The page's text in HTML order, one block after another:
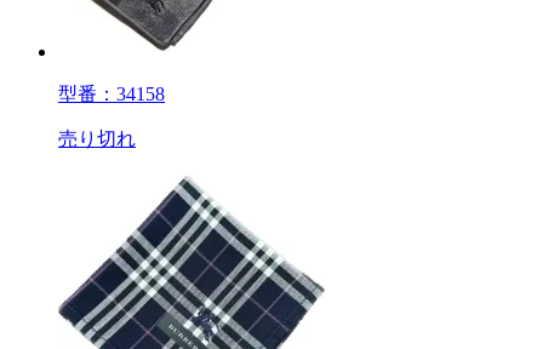
型番：34158
売り切れ